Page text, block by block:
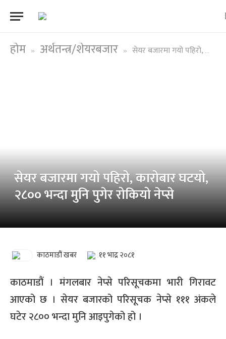
होम » अर्थतन्त्र/शेयरबजार » सेयर बजारमा गयो पहिरो, कारोबार घटयो, २८०० भन्दा मुनि पुगेर रोकियो नेप्से
सेयर बजारमा गयो पहिरो, कारोबार घटयो,
२८०० भन्दा मुनि पुगेर रोकियो नेप्से
काठमाडौं खबर ११ भाद्र २०८१
काठमाडौं । मंगलबार नेप्से परिसूचकमा भारी गिरावट
आएको छ । सेयर बजारको परिसूचक नेप्से १११ अंकले
घटेर २८०० भन्दा मुनि आइपुगेको हो ।